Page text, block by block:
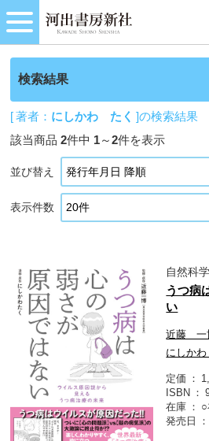
検索結果
[ 著者： にしかわ たく ]の検索結果
該当商品2件中 1～2件を表示
並び替え
表示件数
自然科
うつ病
い
近藤 一
にしか
定価
ISBN
在庫
発売日